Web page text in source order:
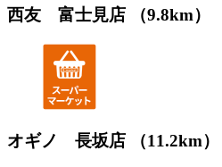
西友 富士見店 （9.8km）
オギノ 長坂店 （11.2km）